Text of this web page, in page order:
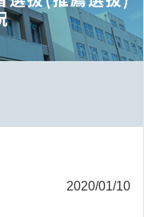
2020/01/10